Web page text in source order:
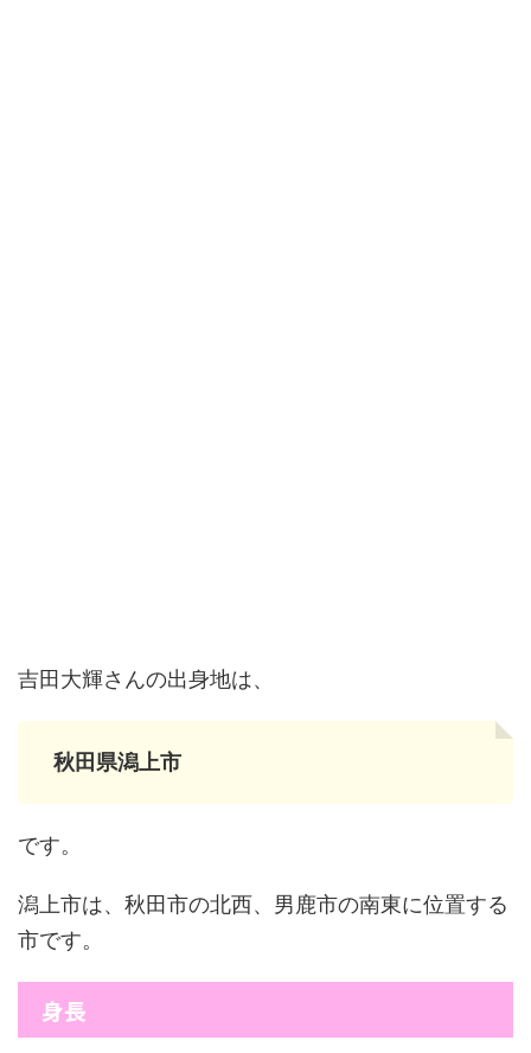
吉田大輝さんの出身地は、
秋田県潟上市
です。
潟上市は、秋田市の北西、男鹿市の南東に位置する
市です。
身長